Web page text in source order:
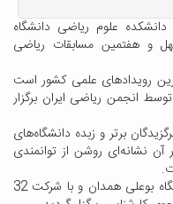
علوم ریاضی دانشگاه
و هفتمین مسابقات ریاضی
رویدادهای علمی کشور است
توسط انجمن ریاضی ایران برگزار
برتر و زبده دانشگاه‌های
نشانه‌ای روشن از توانمندی
چهل و هفتمین دوره این مسابقات در دانشگاه بوعلی همدان و با شرکت 32